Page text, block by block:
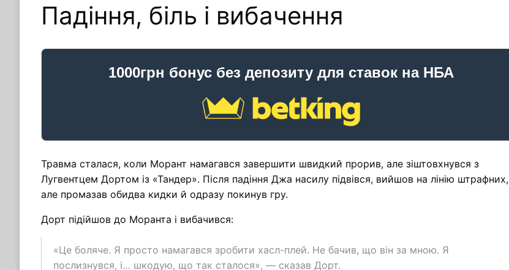
Падіння, біль і вибачення
1000грн бонус без депозиту для ставок на НБА
Травма сталася, коли Морант намагався завершити швидкий прорив, але зіштовхнувся з
Лугвентцем Дортом із «Тандер». Після падіння Джа насилу підвівся, вийшов на лінію штрафних,
але промазав обидва кидки й одразу покинув гру.
Дорт підійшов до Моранта і вибачився:
«Це боляче. Я просто намагався зробити хасл-плей. Не бачив, що він за мною. Я
послизнувся, і… шкодую, що так сталося», — сказав Дорт.